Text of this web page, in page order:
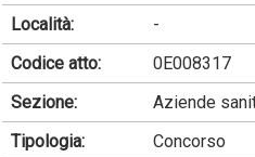
Località:
-
Codice atto:
0E008317
Sezione:
Aziende
Tipologia:
Concorso